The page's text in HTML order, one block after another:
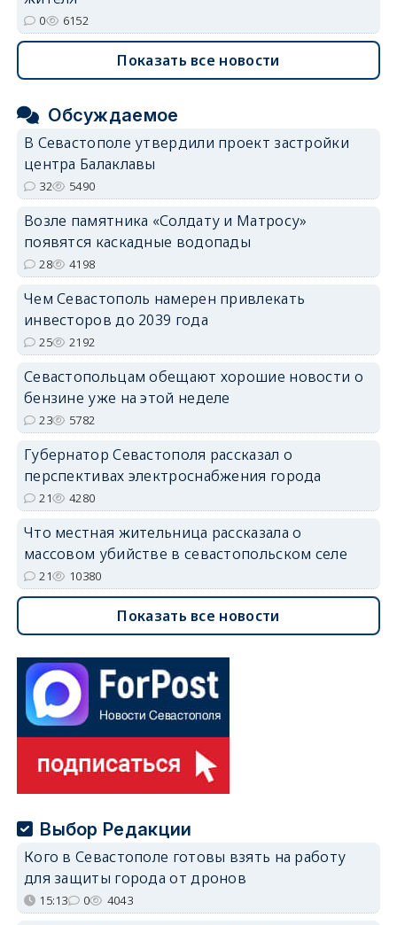
0 6152
Показать все новости
Обсуждаемое
В Севастополе утвердили проект застройки
центра Балаклавы
32 5490
Возле памятника «Солдату и Матросу»
появятся каскадные водопады
28 4198
Чем Севастополь намерен привлекать
инвесторов до 2039 года
25 2192
Севастопольцам обещают хорошие новости о
бензине уже на этой неделе
23 5782
Губернатор Севастополя рассказал о
перспективах электроснабжения города
21 4280
Что местная жительница рассказала о
массовом убийстве в севастопольском селе
21 10380
Показать все новости
Выбор Редакции
Кого в Севастополе готовы взять на работу
для защиты города от дронов
15:13 0 4043